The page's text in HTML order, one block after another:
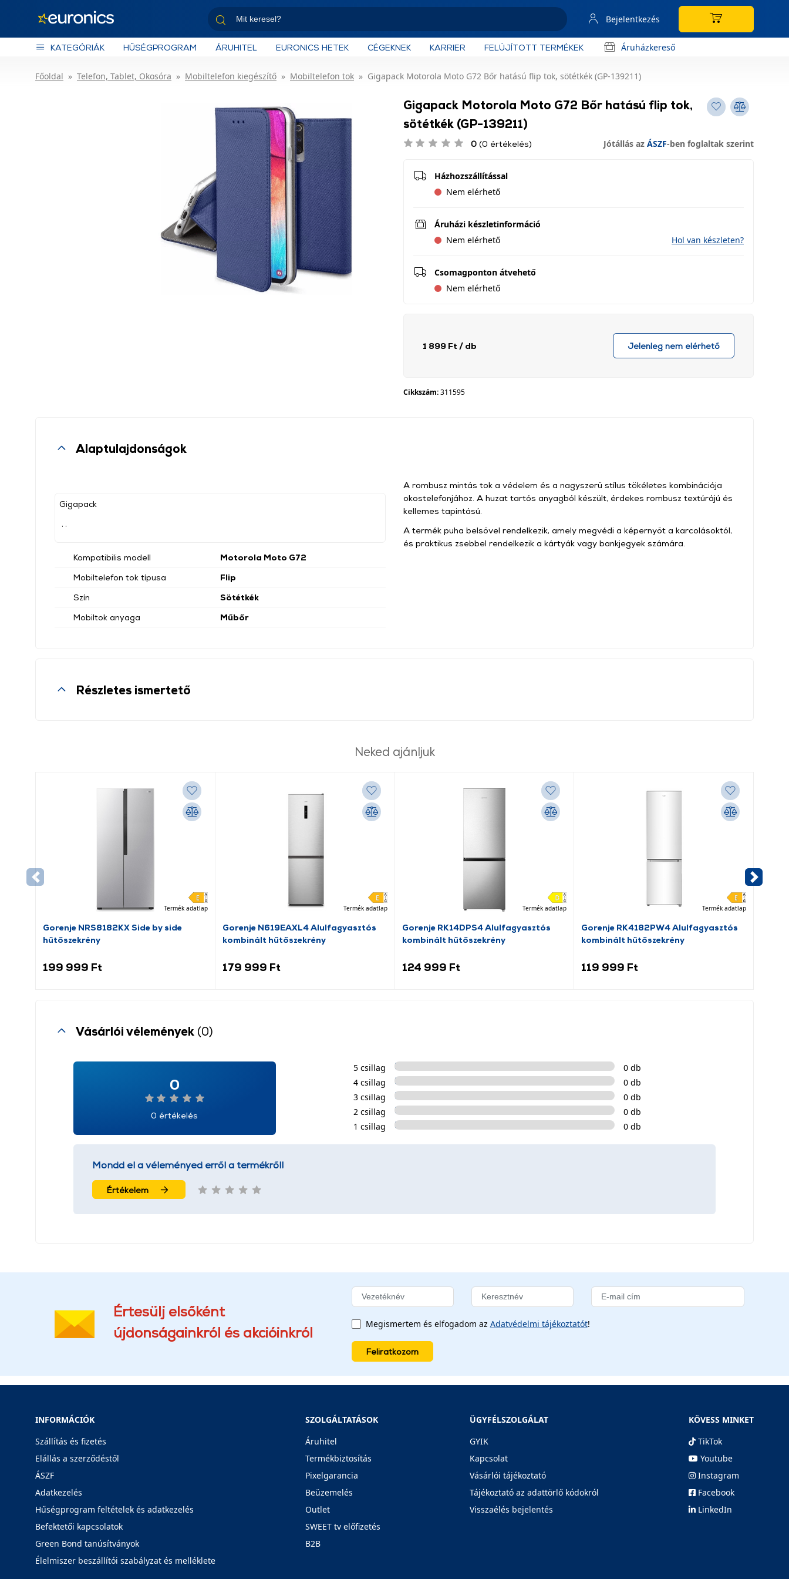
Bejelentkezés
KATEGÓRIÁK HŰSÉGPROGRAM ÁRUHITEL EURONICS HETEK CÉGEKNEK KARRIER FELÚJÍTOTT TERMÉKEK Áruházkereső
Főoldal Telefon, Tablet, Okosóra Mobiltelefon kiegészítő Mobiltelefon tok Gigapack Motorola Moto G72 Bőr hatású flip tok, sötétkék (GP-139211)
Gigapack Motorola Moto G72 Bőr hatású flip tok,
sötétkék (GP-139211)
0 (0 értékelés) Jótállás az ÁSZF-ben foglaltak szerint
Házhozszállítással
Nem elérhető
Áruházi készletinformáció
Nem elérhető
Hol van készleten?
Csomagponton átvehető
Nem elérhető
1 899 Ft / db Jelenleg nem elérhető
Cikkszám:311595
Alaptulajdonságok
Gigapack
Kompatibilis modell
Motorola Moto G72
Mobiltelefon tok típusa
Flip
Szín
Sötétkék
Mobiltok anyaga
Műbőr
A rombusz mintás tok a védelem és a nagyszerű stílus tökéletes kombinációja
okostelefonjához. A huzat tartós anyagból készült, érdekes rombusz textúrájú és
kellemes tapintású.
A termék puha belsővel rendelkezik, amely megvédi a képernyőt a karcolásoktól,
és praktikus zsebbel rendelkezik a kártyák vagy bankjegyek számára.
Részletes ismertető
Neked ajánljuk
Termék adatlap
Gorenje NRS8182KX Side by side
hűtőszekrény
199 999 Ft
Termék adatlap
Gorenje N619EAXL4 Alulfagyasztós
kombinált hűtőszekrény
179 999 Ft
Termék adatlap
Gorenje RK14DPS4 Alulfagyasztós
kombinált hűtőszekrény
124 999 Ft
Termék adatlap
Gorenje RK4182PW4 Alulfagyasztós
kombinált hűtőszekrény
119 999 Ft
Vásárlói vélemények (0)
0
0 értékelés
5 csillag
0 db
4 csillag
0 db
3 csillag
0 db
2 csillag
0 db
1 csillag
0 db
Mondd el a véleményed erről a termékről!
Értékelem
Értesülj elsőként
újdonságainkról és akcióinkról
Megismertem és elfogadom az Adatvédelmi tájékoztatót!
Feliratkozom
INFORMÁCIÓK
Szállítás és fizetés
Elállás a szerződéstől
ÁSZF
Adatkezelés
Hűségprogram feltételek és adatkezelés
Befektetői kapcsolatok
Green Bond tanúsítványok
Élelmiszer beszállítói szabályzat és melléklete
SZOLGÁLTATÁSOK
Áruhitel
Termékbiztosítás
Pixelgarancia
Beüzemelés
Outlet
SWEET tv előfizetés
B2B
ÜGYFÉLSZOLGÁLAT
GYIK
Kapcsolat
Vásárlói tájékoztató
Tájékoztató az adattörlő kódokról
Visszaélés bejelentés
KÖVESS MINKET
TikTok
Youtube
Instagram
Facebook
LinkedIn